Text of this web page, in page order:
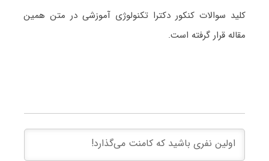
کلید سوالات کنکور دکترا تکنولوژی آموزشی در متن همین
مقاله قرار گرفته است.